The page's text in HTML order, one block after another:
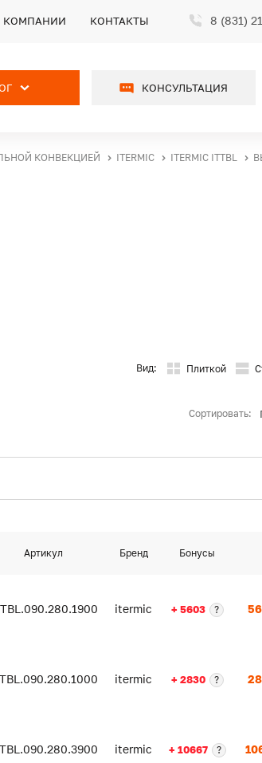
КОМПАНИИ КОНТАКТЫ 8 (831)
КОНСУЛЬТАЦИЯ
КОНВЕКЦИЕЙ ITERMIC ITERMIC ITTBL
Вид: Плиткой
Сортировать:
Артикул Бренд Бонусы
itermic + 5603 ?
itermic + 2830 ?
itermic + 10667 ?